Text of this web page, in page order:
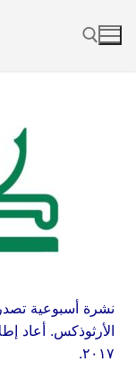
نشرة أسبوعية
الأرثوذكس. أعاد
٢٠١٧.